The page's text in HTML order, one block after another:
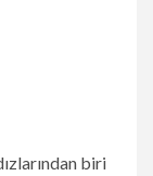
biri